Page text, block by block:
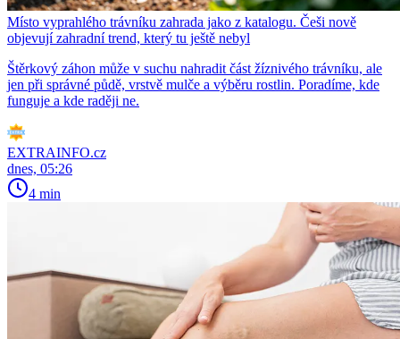
Místo vyprahlého trávníku zahrada jako z katalogu. Češi nově
objevují zahradní trend, který tu ještě nebyl
Štěrkový záhon může v suchu nahradit část žíznivého trávníku, ale
jen při správné půdě, vrstvě mulče a výběru rostlin. Poradíme, kde
funguje a kde raději ne.
EXTRAINFO.cz
dnes, 05:26
4 min